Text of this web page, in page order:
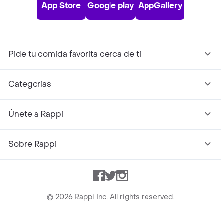
App Store Google play AppGallery
Pide tu comida favorita cerca de ti
Categorías
Únete a Rappi
Sobre Rappi
Facebook
TwitterInstagram
© 2026 Rappi Inc. All rights reserved.